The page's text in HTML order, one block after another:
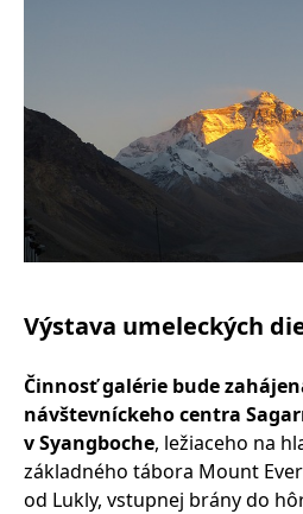
Výstava umeleckých
Činnosť galérie bude
návštevníckeho centra
v Syangboche, ležiaceho na
základného tábora Mount
od Lukly, vstupnej brány do